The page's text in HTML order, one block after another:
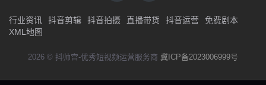
行业资讯 抖音剪辑 抖音拍摄 直播带货 抖音运营
免费剧本
XML地图
2026 © 抖帅宫-优秀短视频运营服务商 冀ICP备2023006999号